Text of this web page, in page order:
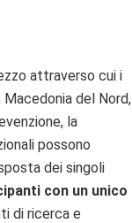
attraverso cui i
Macedonia del Nord,
la
possono
dei singoli
con un unico
di ricerca e